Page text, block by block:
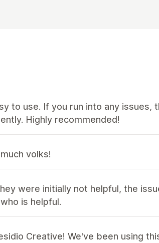
to use. If you run into any issues,
Highly recommended!
volks!
were initially not helpful, the
is helpful.
Creative! We've been using